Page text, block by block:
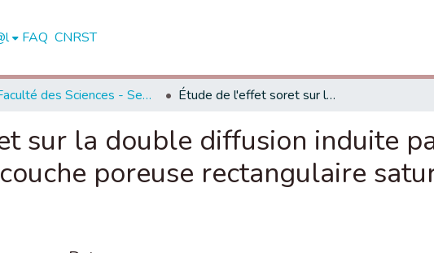
FAQ CNRST
Faculté des Sciences - Semlalia - Marrakech Étude de l'effet soret sur la double diffusion induite par convection naturelle dans une couche poreuse rectangulaire saturée par un mélange binaire
sur la double diffusion induite
poreuse rectangulaire